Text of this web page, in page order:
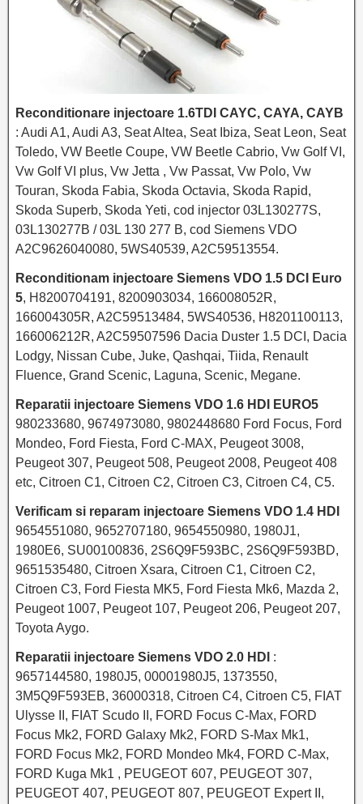
Reconditionare injectoare 1.6TDI CAYC, CAYA, CAYB
: Audi A1, Audi A3, Seat Altea, Seat Ibiza, Seat Leon, Seat
Toledo, VW Beetle Coupe, VW Beetle Cabrio, Vw Golf VI,
Vw Golf VI plus, Vw Jetta , Vw Passat, Vw Polo, Vw
Touran, Skoda Fabia, Skoda Octavia, Skoda Rapid,
Skoda Superb, Skoda Yeti, cod injector 03L130277S,
03L130277B / 03L 130 277 B, cod Siemens VDO
A2C9626040080, 5WS40539, A2C59513554.
Reconditionam injectoare Siemens VDO 1.5 DCI Euro
5, H8200704191, 8200903034, 166008052R,
166004305R, A2C59513484, 5WS40536, H8201100113,
166006212R, A2C59507596 Dacia Duster 1.5 DCI, Dacia
Lodgy, Nissan Cube, Juke, Qashqai, Tiida, Renault
Fluence, Grand Scenic, Laguna, Scenic, Megane.
Reparatii injectoare Siemens VDO 1.6 HDI EURO5
980233680, 9674973080, 9802448680 Ford Focus, Ford
Mondeo, Ford Fiesta, Ford C-MAX, Peugeot 3008,
Peugeot 307, Peugeot 508, Peugeot 2008, Peugeot 408
etc, Citroen C1, Citroen C2, Citroen C3, Citroen C4, C5.
Verificam si reparam injectoare Siemens VDO 1.4 HDI
9654551080, 9652707180, 9654550980, 1980J1,
1980E6, SU00100836, 2S6Q9F593BC, 2S6Q9F593BD,
9651535480, Citroen Xsara, Citroen C1, Citroen C2,
Citroen C3, Ford Fiesta MK5, Ford Fiesta Mk6, Mazda 2,
Peugeot 1007, Peugeot 107, Peugeot 206, Peugeot 207,
Toyota Aygo.
Reparatii injectoare Siemens VDO 2.0 HDI :
9657144580, 1980J5, 00001980J5, 1373550,
3M5Q9F593EB, 36000318, Citroen C4, Citroen C5, FIAT
Ulysse II, FIAT Scudo II, FORD Focus C-Max, FORD
Focus Mk2, FORD Galaxy Mk2, FORD S-Max Mk1,
FORD Focus Mk2, FORD Mondeo Mk4, FORD C-Max,
FORD Kuga Mk1 , PEUGEOT 607, PEUGEOT 307,
PEUGEOT 407, PEUGEOT 807, PEUGEOT Expert II,